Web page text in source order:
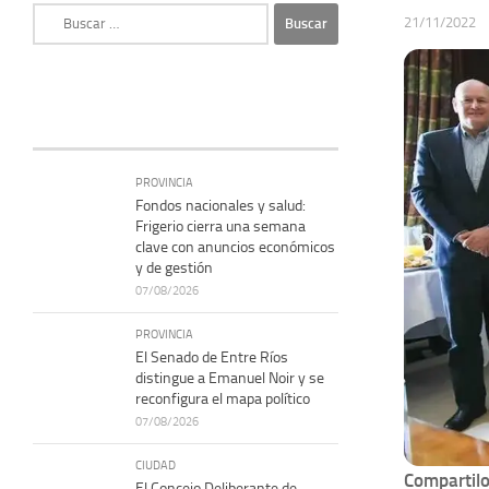
21/11/2022
PROVINCIA
Fondos nacionales y salud:
Frigerio cierra una semana
clave con anuncios económicos
y de gestión
07/08/2026
PROVINCIA
El Senado de Entre Ríos
distingue a Emanuel Noir y se
reconfigura el mapa político
07/08/2026
CIUDAD